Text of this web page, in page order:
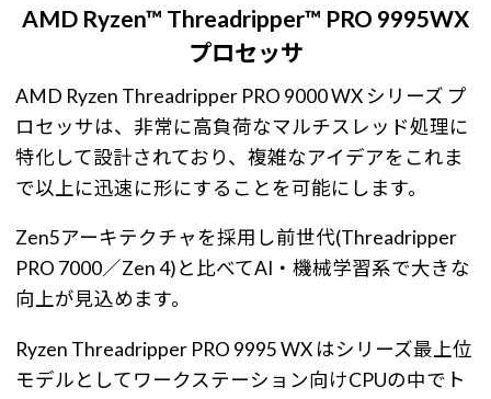
AMD Ryzen™ Threadripper™ PRO 9995WX
プロセッサ
AMD Ryzen Threadripper PRO 9000 WX シリーズ プ
ロセッサは、非常に高負荷なマルチスレッド処理に
特化して設計されており、複雑なアイデアをこれま
で以上に迅速に形にすることを可能にします。
Zen5アーキテクチャを採用し前世代(Threadripper
PRO 7000／Zen 4)と比べてAI・機械学習系で大きな
向上が見込めます。
Ryzen Threadripper PRO 9995 WX はシリーズ最上位
モデルとしてワークステーション向けCPUの中でト